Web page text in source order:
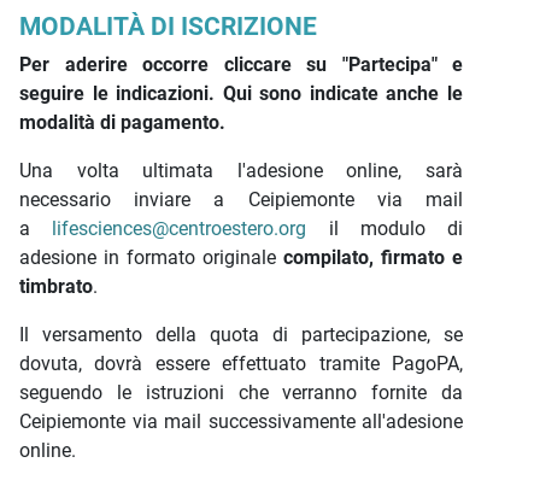
MODALITÀ DI ISCRIZIONE
Per aderire occorre cliccare su "Partecipa" e
seguire le indicazioni. Qui sono indicate anche le
modalità di pagamento.
Una volta ultimata l'adesione online, sarà
necessario inviare a Ceipiemonte via mail
a
lifesciences@centroestero.org il modulo di
adesione in formato originale compilato, firmato e
timbrato.
Il versamento della quota di partecipazione, se
dovuta, dovrà essere effettuato tramite PagoPA,
seguendo le istruzioni che verranno fornite da
Ceipiemonte via mail successivamente all'adesione
online.